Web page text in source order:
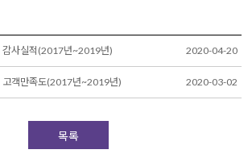
감사실적(2017년~2019년) 2020-04-20
고객만족도(2017년~2019년) 2020-03-02
목록